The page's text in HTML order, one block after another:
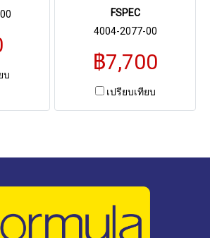
บ
FSPEC
4004-2077-00
฿7,700
เปรียบเทียบ